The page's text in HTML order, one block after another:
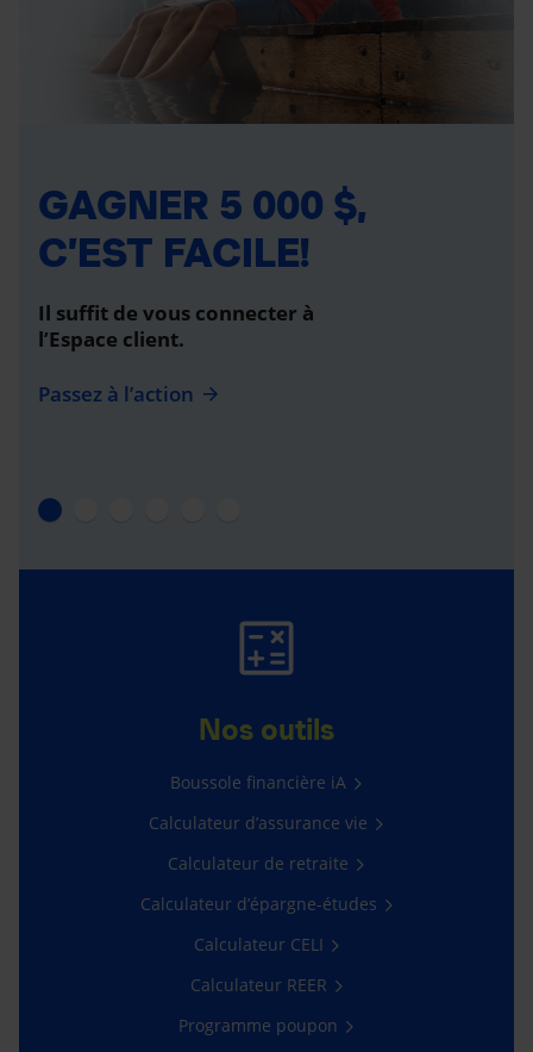
GAGNER 5 000 $,
C’EST FACILE!
Il suffit de vous connecter à
l’Espace client.
Passez à l’action
Nos outils
Boussole financière iA
Calculateur d’assurance vie
Calculateur de retraite
Calculateur d’épargne-études
Calculateur CELI
Calculateur REER
Programme poupon